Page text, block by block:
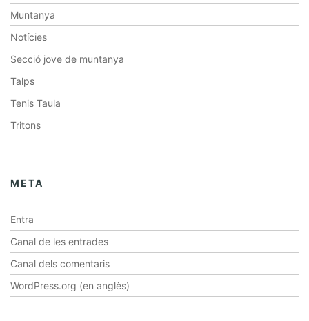
Muntanya
Notícies
Secció jove de muntanya
Talps
Tenis Taula
Tritons
META
Entra
Canal de les entrades
Canal dels comentaris
WordPress.org (en anglès)